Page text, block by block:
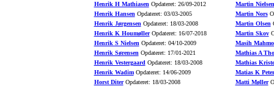
Henrik H Mathiasen Opdateret: 26/09-2012
Henrik Hansen Opdateret: 03/03-2005
Henrik Jørgensen Opdateret: 18/03-2008
Henrik K HoumøllerOpdateret: 16/07-2018
Henrik S Nielsen Opdateret: 04/10-2009
Henrik Sørensen Opdateret: 17/01-2021
Henrik Vestergaard Opdateret: 18/03-2008
Henrik WadimOpdateret: 14/06-2009
Horst DiterOpdateret: 18/03-2008
Martin Nielsen
Martin Nors
Martin Olsen
Martin Skov
Masih
Mathias A
Mathias
Matias K
Matti Møller